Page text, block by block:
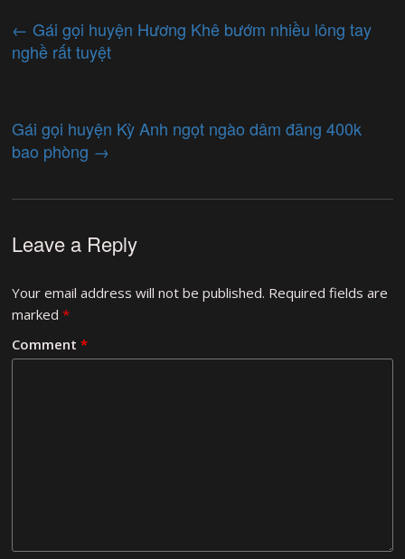
← Gái gọi huyện Hương Khê bướm nhiều lông tay
nghề rất tuyệt
Gái gọi huyện Kỳ Anh ngọt ngào dâm đãng 400k
bao phòng →
Leave a Reply
Your email address will not be published. Required fields are
marked*
Comment*